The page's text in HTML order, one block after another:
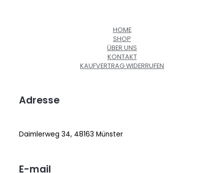
HOME
SHOP
ÜBER UNS
KONTAKT
KAUFVERTRAG WIDERRUFEN
Adresse
Daimlerweg 34, 48163 Münster
E-mail